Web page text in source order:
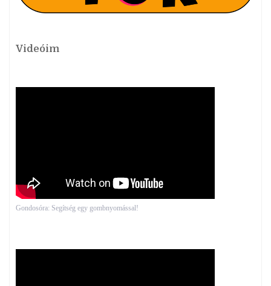
Videóim
Gondosóra: Segítség egy gombnyomással!